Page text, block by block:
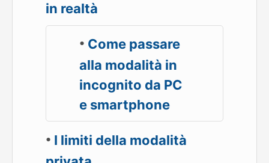
in realtà
Come passare
alla modalità in
incognito da PC
e smartphone
I limiti della modalità